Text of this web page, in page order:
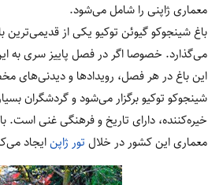
معماری ژاپنی را شامل می‌شود.
باغ شینجوکو گیوئن توکیو یکی از
می‌گذارد. خصوصا اگر در فصل پاییز سری به
این باغ در هر فصل، رویدادها و دیدنی‌های
شینجوکو توکیو برگزار می‌شود و گردشگران
خیره‌کننده، دارای تاریخ و فرهنگی غنی است.
معماری این کشور در خلال تور ژاپنایجاد